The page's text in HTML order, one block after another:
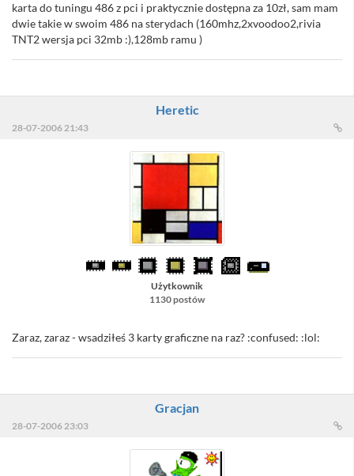
karta do tuningu 486 z pci i praktycznie dostępna za 10zł, sam mam
dwie takie w swoim 486 na sterydach (160mhz,2xvoodoo2,rivia
TNT2 wersja pci 32mb :),128mb ramu )
Heretic
28-07-2006 21:43
Użytkownik
1130 postów
Zaraz, zaraz - wsadziłeś 3 karty graficzne na raz? :confused: :lol:
Gracjan
28-07-2006 23:03